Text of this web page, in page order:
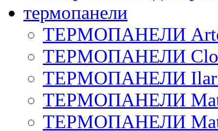
термопанели
ТЕРМОПАНЕЛИ
ТЕРМОПАНЕЛИ
ТЕРМОПАНЕЛИ
ТЕРМОПАНЕЛИ
ТЕРМОПАНЕЛИ